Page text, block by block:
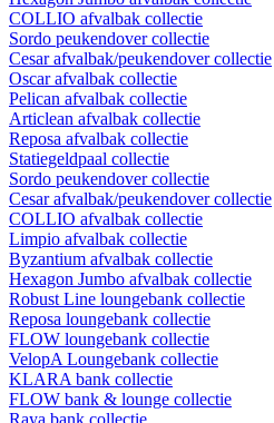
COLLIO afvalbak collectie
Sordo peukendover collectie
Cesar afvalbak/peukendover collectie
Oscar afvalbak collectie
Pelican afvalbak collectie
Articlean afvalbak collectie
Reposa afvalbak collectie
Statiegeldpaal collectie
Sordo peukendover collectie
Cesar afvalbak/peukendover collectie
COLLIO afvalbak collectie
Limpio afvalbak collectie
Byzantium afvalbak collectie
Hexagon Jumbo afvalbak collectie
Robust Line loungebank collectie
Reposa loungebank collectie
FLOW loungebank collectie
VelopA Loungebank collectie
KLARA bank collectie
FLOW bank & lounge collectie
Raya bank collectie